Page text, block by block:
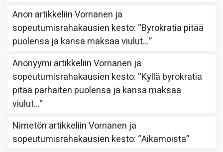
Anon artikkeliinVornanen ja
sopeutumisrahakausien kesto: “Byrokratia pitää
puolensa ja kansa maksaa viulut…”
Anonyymi artikkeliinVornanen ja
sopeutumisrahakausien kesto: “Kyllä byrokratia
pitää parhaiten puolensa ja kansa maksaa
viulut…”
Nimetön artikkeliinVornanen ja
sopeutumisrahakausien kesto: “Aikamoista”